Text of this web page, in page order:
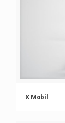
X Mobil